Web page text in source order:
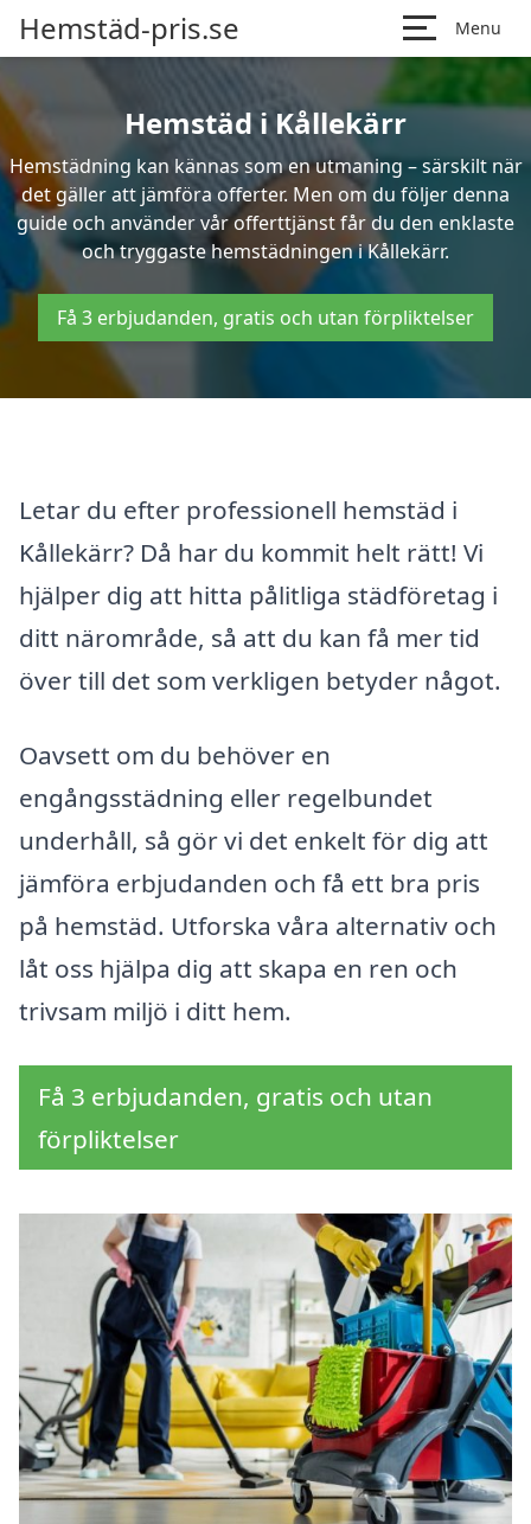
Hemstäd-pris.se Menu
Hemstäd i Kållekärr
Hemstädning kan kännas som en utmaning – särskilt när
det gäller att jämföra offerter. Men om du följer denna
guide och använder vår offerttjänst får du den enklaste
och tryggaste hemstädningen i Kållekärr.
Få 3 erbjudanden, gratis och utan förpliktelser
Letar du efter professionell hemstäd i
Kållekärr? Då har du kommit helt rätt! Vi
hjälper dig att hitta pålitliga städföretag i
ditt närområde, så att du kan få mer tid
över till det som verkligen betyder något.
Oavsett om du behöver en
engångsstädning eller regelbundet
underhåll, så gör vi det enkelt för dig att
jämföra erbjudanden och få ett bra pris
på hemstäd. Utforska våra alternativ och
låt oss hjälpa dig att skapa en ren och
trivsam miljö i ditt hem.
Få 3 erbjudanden, gratis och utan
förpliktelser